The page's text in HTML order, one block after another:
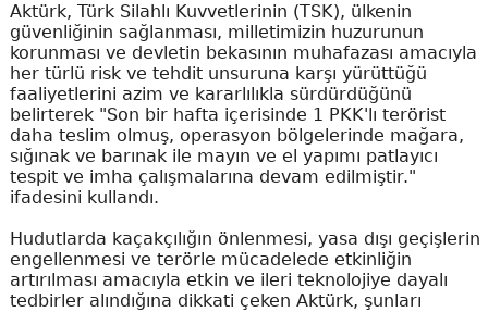
Aktürk, Türk Silahlı Kuvvetlerinin (TSK), ülkenin
güvenliğinin sağlanması, milletimizin huzurunun
korunması ve devletin bekasının muhafazası amacıyla
her türlü risk ve tehdit unsuruna karşı yürüttüğü
faaliyetlerini azim ve kararlılıkla sürdürdüğünü
belirterek "Son bir hafta içerisinde 1 PKK'lı terörist
daha teslim olmuş, operasyon bölgelerinde mağara,
sığınak ve barınak ile mayın ve el yapımı patlayıcı
tespit ve imha çalışmalarına devam edilmiştir."
ifadesini kullandı.
Hudutlarda kaçakçılığın önlenmesi, yasa dışı geçişlerin
engellenmesi ve terörle mücadelede etkinliğin
artırılması amacıyla etkin ve ileri teknolojiye dayalı
tedbirler alındığına dikkati çeken Aktürk, şunları